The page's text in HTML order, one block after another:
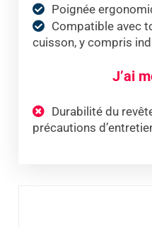
Poignée
Compatible avec
cuisson, y compris
J’ai
Durabilité du
précautions